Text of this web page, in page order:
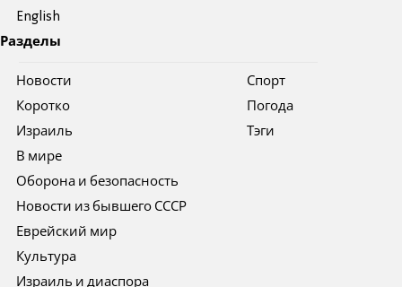
English
Разделы
Новости
Коротко
Израиль
В мире
Оборона и безопасность
Новости из бывшего СССР
Еврейский мир
Культура
Израиль и диаспора
Спорт
Погода
Тэги